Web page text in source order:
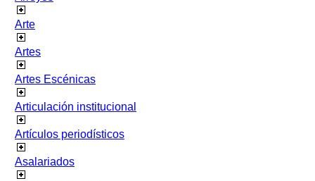
Arte
Artes
Artes Escénicas
Articulación institucional
Artículos periodísticos
Asalariados